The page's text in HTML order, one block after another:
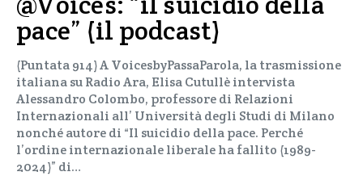
pace” (il podcast)
(Puntata 914) A VoicesbyPassaParola, la trasmissione
italiana su Radio Ara, Elisa Cutullè intervista
Alessandro Colombo, professore di Relazioni
Internazionali all’ Università degli Studi di Milano
nonché autore di “Il suicidio della pace. Perché
l’ordine internazionale liberale ha fallito (1989-
2024)” di…